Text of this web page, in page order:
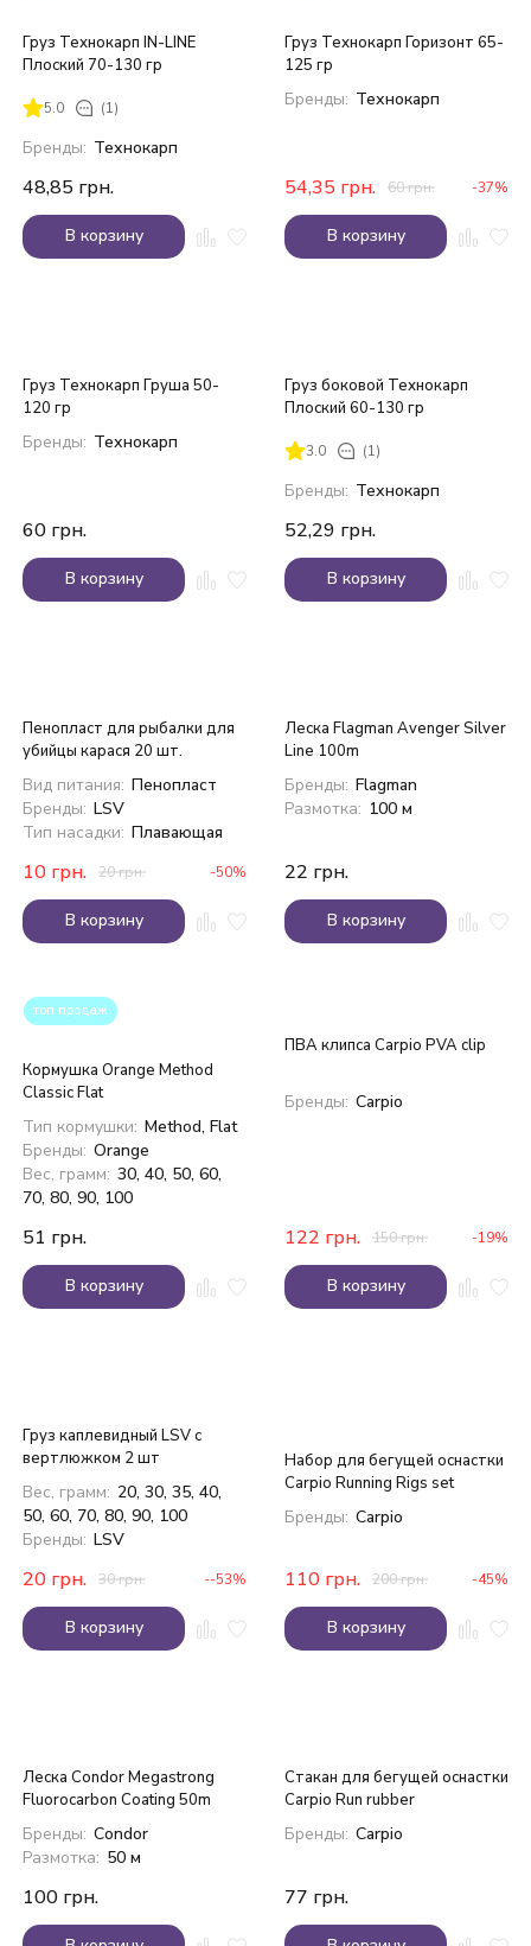
Груз Технокарп IN-LINE
Плоский 70-130 гр
5.0 (1)
Бренды: Технокарп
48,85 грн.
В корзину
Груз Технокарп Горизонт 65-
125 гр
Бренды: Технокарп
54,35 грн. 60грн. -37%
В корзину
Груз Технокарп Груша 50-
120 гр
Бренды: Технокарп
60 грн.
В корзину
Груз боковой Технокарп
Плоский 60-130 гр
3.0 (1)
Бренды: Технокарп
52,29 грн.
В корзину
Пенопласт для рыбалки для
убийцы карася 20 шт.
Вид питания: Пенопласт
Бренды: LSV
Тип насадки: Плавающая
10 грн. 20грн. -50%
В корзину
Леска Flagman Avenger Silver
Line 100m
Бренды: Flagman
Размотка: 100 м
22 грн.
В корзину
топ продаж
Кормушка Orange Method
Classic Flat
Тип кормушки: Method, Flat
Бренды: Orange
Вес, грамм: 30, 40, 50, 60,
70, 80, 90, 100
51 грн.
В корзину
ПВА клипса Carpio PVA clip
Бренды: Carpio
122 грн. 150грн. -19%
В корзину
Груз каплевидный LSV с
вертлюжком 2 шт
Вес, грамм: 20, 30, 35, 40,
50, 60, 70, 80, 90, 100
Бренды: LSV
20 грн. 30грн. --53%
В корзину
Набор для бегущей оснастки
Carpio Running Rigs set
Бренды: Carpio
110 грн. 200грн. -45%
В корзину
Леска Condor Megastrong
Fluorocarbon Coating 50m
Бренды: Condor
Размотка: 50 м
100 грн.
Стакан для бегущей оснастки
Carpio Run rubber
Бренды: Carpio
77 грн.